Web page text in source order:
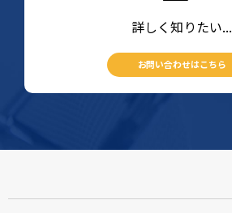
詳しく知りたい...
お問い合わせはこちら